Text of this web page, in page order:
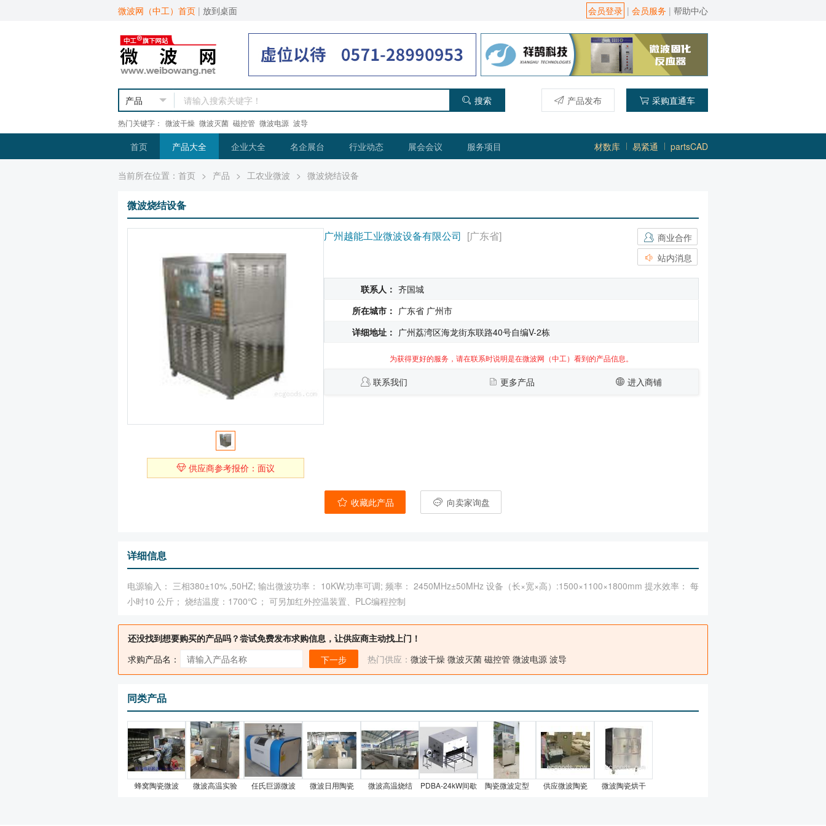
微波网（中工）首页 | 放到桌面 会员登录 | 会员服务 | 帮助中心
搜索 产品发布 采购直通车
热门关键字： 微波干燥 微波灭菌 磁控管 微波电源 波导
首页 产品大全 企业大全 名企展台 行业动态 展会会议 服务项目 材数库 易紧通 partsCAD
当前所在位置： 首页 > 产品 > 工农业微波 > 微波烧结设备
微波烧结设备
供应商参考报价：面议
广州越能工业微波设备有限公司 [广东省]
商业合作
站内消息
联系人： 齐国城
所在城市： 广东省 广州市
详细地址： 广州荔湾区海龙街东联路40号自编V-2栋
为获得更好的服务，请在联系时说明是在微波网（中工）看到的产品信息。
联系我们 更多产品 进入商铺
收藏此产品 向卖家询盘
详细信息
电源输入： 三相380±10% ,50HZ; 输出微波功率： 10KW;功率可调; 频率： 2450MHz±50MHz 设备（长×宽×高）:1500×1100×1800mm 提水效率： 每
小时10 公斤； 烧结温度：1700℃； 可另加红外控温装置、PLC编程控制
还没找到想要购买的产品吗？尝试免费发布求购信息，让供应商主动找上门！
求购产品名：
下一步 热门供应： 微波干燥 微波灭菌 磁控管 微波电源 波导
同类产品
蜂窝陶瓷微波 微波高温实验 任氏巨源微波 微波日用陶瓷 微波高温烧结 PDBA-24kW间歇 陶瓷微波定型 供应微波陶瓷 微波陶瓷烘干